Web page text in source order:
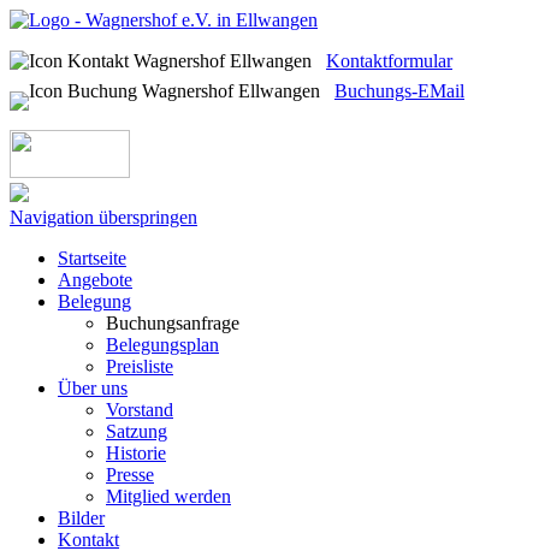
Kontaktformular
Buchungs-EMail
Navigation überspringen
Startseite
Angebote
Belegung
Buchungsanfrage
Belegungsplan
Preisliste
Über uns
Vorstand
Satzung
Historie
Presse
Mitglied werden
Bilder
Kontakt